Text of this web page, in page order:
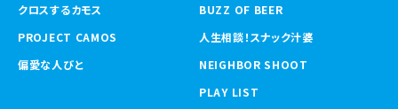
クロスするカモス
PROJECT CAMOS
偏愛な人びと
BUZZ OF BEER
人生相談！スナック汁婆
NEIGHBOR SHOOT
PLAY LIST